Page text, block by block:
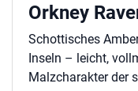
Orkney
Schottisches
Inseln – leicht,
Malzcharakter der